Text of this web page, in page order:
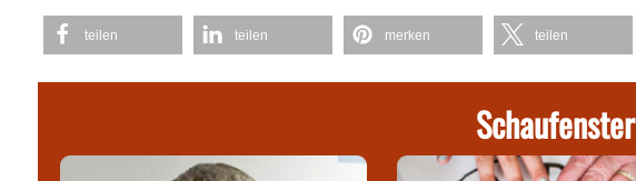
teilen teilen merken teilen
Schaufenster